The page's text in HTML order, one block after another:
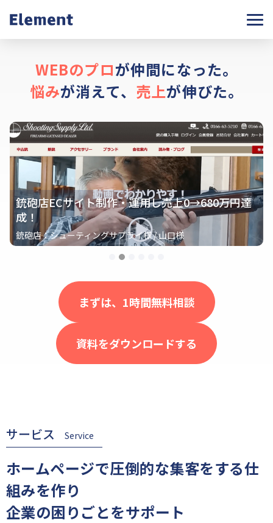
WEBのプロが仲間になった。
悩みが消えて、 売上が伸びた。
銃砲店ECサイト制作・運用し売上0→680万円達
成！
銃砲店：シューティングサプライ様 / 山口様
まずは、1時間無料相談
資料をダウンロードする
サービス Service
ホームページで圧倒的な集客をする仕
組みを作り
企業の困りごとをサポート